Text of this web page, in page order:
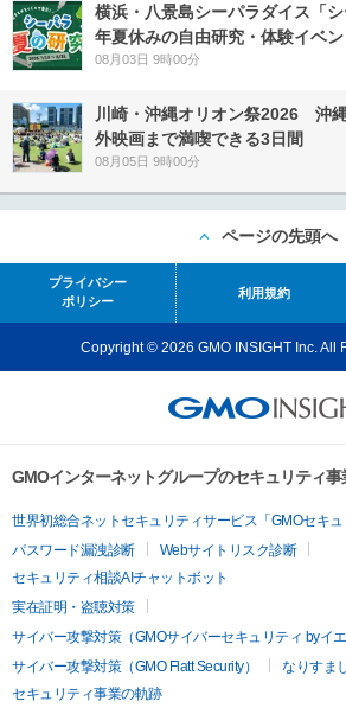
横浜・八景島シーパラダイス「
年夏休みの自由研究・体験イベ
08月03日 9時00分
川崎・沖縄オリオン祭2026 沖
外映画まで満喫できる3日間
08月05日 9時00分
ページの先頭へ
プライバシー
ポリシー
利用規約
Copyright © 2026 GMO INSIGHT Inc. All
GMOインターネットグループのセキュリティ事
世界初総合ネットセキュリティサービス「GMOセキュ
パスワード漏洩診断
Webサイトリスク診断
セキュリティ相談AIチャットボット
実在証明・盗聴対策
サイバー攻撃対策（GMOサイバーセキュリティ byイエ
サイバー攻撃対策（GMO Flatt Security）
なりすま
セキュリティ事業の軌跡